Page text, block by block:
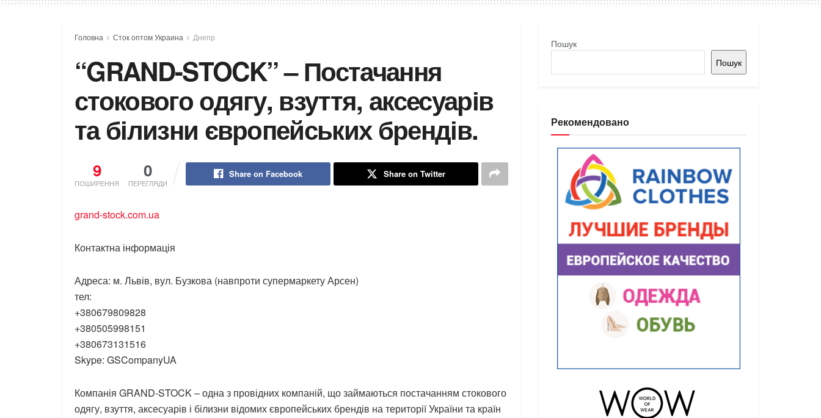
Головна Сток оптом Украина Днепр
“GRAND-STOCK” – Постачання
стокового одягу, взуття, аксесуарів
та білизни європейських брендів.
9
ПОШИРЕННЯ
0
ПЕРЕГЛЯДИ
Share on Facebook Share on Twitter
grand-stock.com.ua
Контактна інформація
Адреса: м. Львів, вул. Бузкова (навпроти супермаркету Арсен)
тел:
+380679809828
+380505998151
+380673131516
Skype: GSCompanyUA
Компанія GRAND-STOCK – одна з провідних компаній, що займаються постачанням стокового
одягу, взуття, аксесуарів і білизни відомих європейських брендів на території України та країн
Пошук
Пошук
Рекомендовано